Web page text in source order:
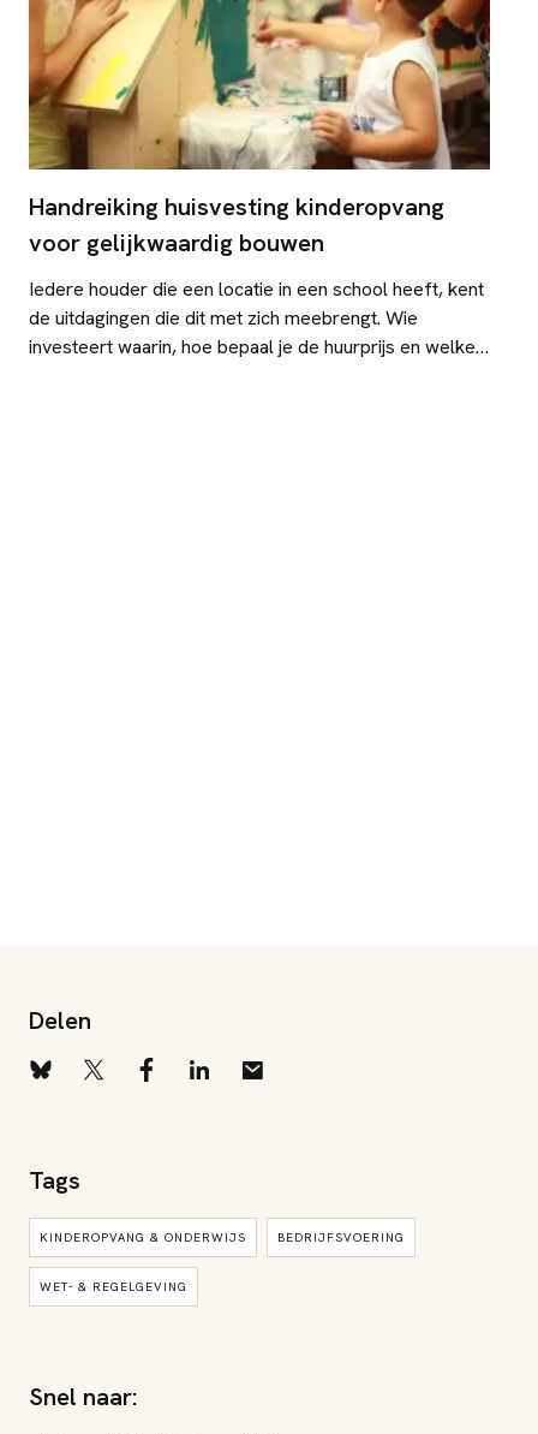
Handreiking huisvesting kinderopvang
voor gelijkwaardig bouwen
Iedere houder die een locatie in een school heeft, kent
de uitdagingen die dit met zich meebrengt. Wie
investeert waarin, hoe bepaal je de huurprijs en welke
Delen
Tags
KINDEROPVANG & ONDERWIJS BEDRIJFSVOERING
WET- & REGELGEVING
Snel naar: